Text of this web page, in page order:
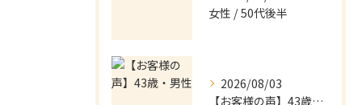
女性 / 50代後半
2026/08/03
【お客様の声】43歳・男性